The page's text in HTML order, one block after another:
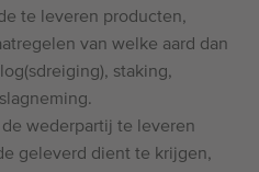
te leveren producten,
van welke aard dan
staking,
wederpartij te leveren
geleverd dient te krijgen,